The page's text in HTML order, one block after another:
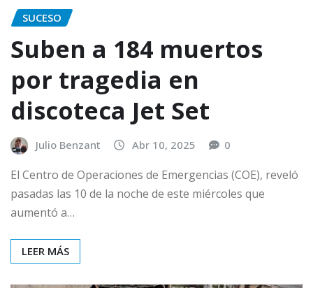
SUCESO
Suben a 184 muertos
por tragedia en
discoteca Jet Set
Julio Benzant Abr 10, 2025 0
El Centro de Operaciones de Emergencias (COE), reveló
pasadas las 10 de la noche de este miércoles que
aumentó a…
LEER MÁS